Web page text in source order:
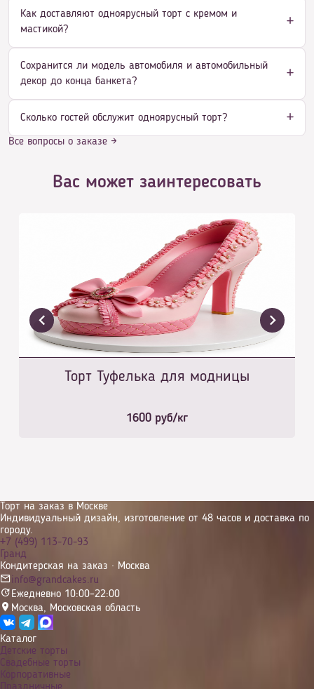
Как доставляют одноярусный торт с кремом и
мастикой?
Сохранится ли модель автомобиля и автомобильный
декор до конца банкета?
Сколько гостей обслужит одноярусный торт?
Все вопросы о заказе →
Вас может заинтересовать
Торт Туфелька для модницы
1600 руб/кг
Торт на заказ в Москве
Индивидуальный дизайн, изготовление от 48 часов и доставка по
городу.
+7 (499) 113-70-93
Гранд
Кондитерская на заказ · Москва
info@grandcakes.ru
Ежедневно 10:00–22:00
Москва, Московская область
Каталог
Детские торты
Свадебные торты
Корпоративные
Праздничные